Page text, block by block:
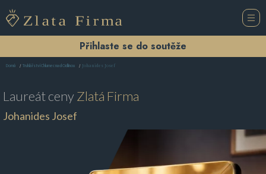
Přihlaste se do soutěže
Domů Truhlářství Chlumec nad Cidlinou Johanides Josef
Laureát cenyZlatá Firma
Johanides Josef